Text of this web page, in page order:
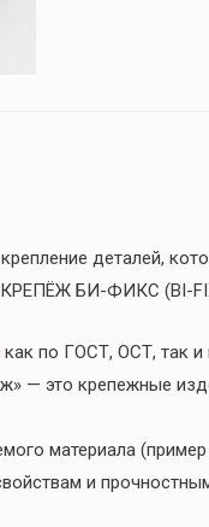
деталей,
КРЕПЁЖ БИ-ФИКС (BI-
как по ГОСТ, ОСТ, так и
— это крепежные
материала
и